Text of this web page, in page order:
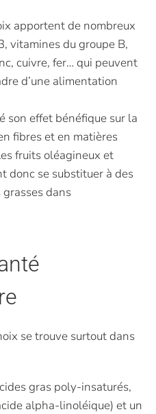
apportent de nombreux
vitamines du groupe B,
cuivre, fer… qui peuvent
d’une alimentation
son effet bénéfique sur la
fibres et en matières
fruits oléagineux et
donc se substituer à des
dans
se trouve surtout dans
gras poly-insaturés,
alpha-linoléique) et un